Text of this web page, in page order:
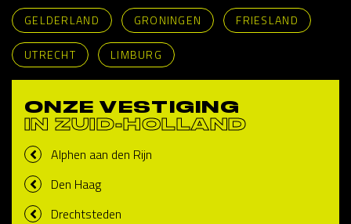
GELDERLAND GRONINGEN FRIESLAND
UTRECHT LIMBURG
ONZE VESTIGING
IN ZUID-HOLLAND
Alphen aan den Rijn
Den Haag
Drechtsteden